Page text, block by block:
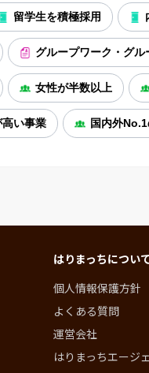
留学生を積極採用
グループワーク・グ
女性が半数以上
い事業 国内外
はりまっちについ
個人情報保護方針
よくある質問
運営会社
はりまっちエージ